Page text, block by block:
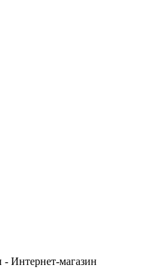
Интернет-магазин